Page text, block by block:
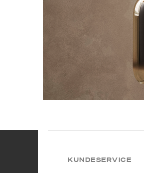
KUNDESERVICE